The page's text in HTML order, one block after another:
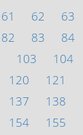
61 62 63
82 83 84
103 104
120 121
137 138
154 155